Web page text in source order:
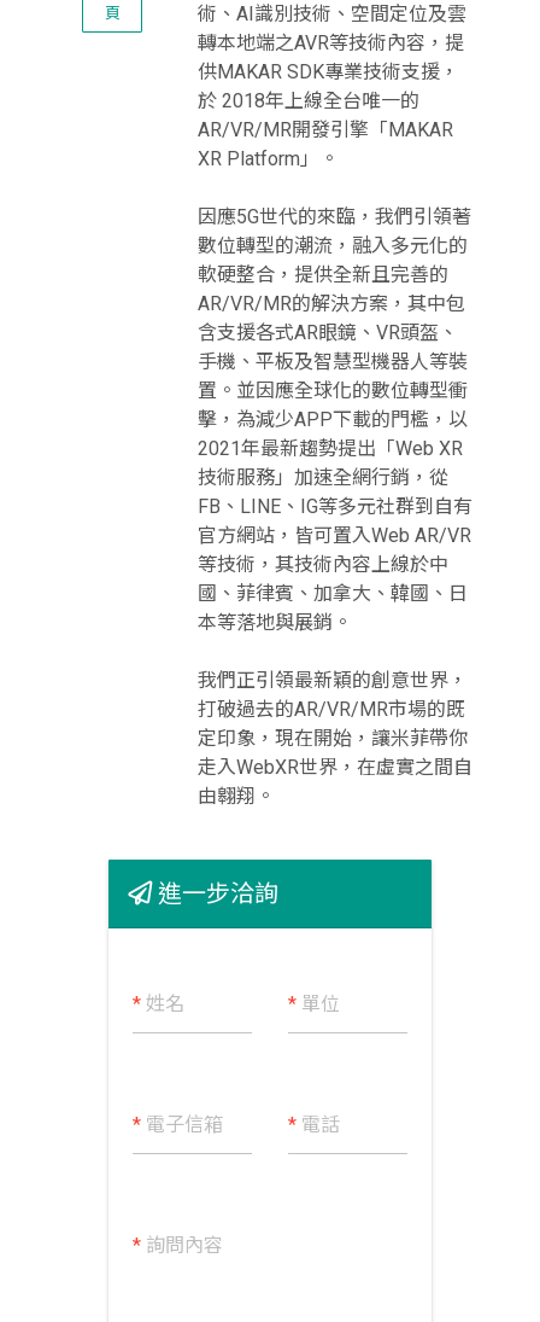
頁
術、AI識別技術、空間定位及雲
轉本地端之AVR等技術內容，提
供MAKAR SDK專業技術支援，
於 2018年上線全台唯一的
AR/VR/MR開發引擎「MAKAR
XR Platform」。
因應5G世代的來臨，我們引領著
數位轉型的潮流，融入多元化的
軟硬整合，提供全新且完善的
AR/VR/MR的解決方案，其中包
含支援各式AR眼鏡、VR頭盔、
手機、平板及智慧型機器人等裝
置。並因應全球化的數位轉型衝
擊，為減少APP下載的門檻，以
2021年最新趨勢提出「Web XR
技術服務」加速全網行銷，從
FB、LINE、IG等多元社群到自有
官方網站，皆可置入Web AR/VR
等技術，其技術內容上線於中
國、菲律賓、加拿大、韓國、日
本等落地與展銷。
我們正引領最新穎的創意世界，
打破過去的AR/VR/MR市場的既
定印象，現在開始，讓米菲帶你
走入WebXR世界，在虛實之間自
由翱翔。
進一步洽詢
*姓名 * 單位
*電子信箱 * 電話
*詢問內容